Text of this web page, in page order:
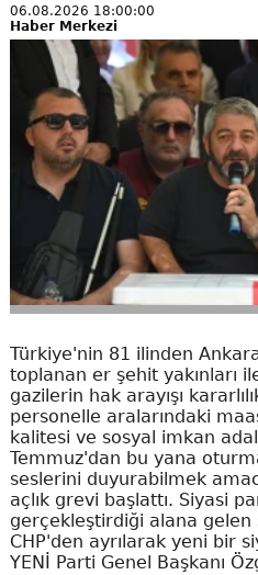
06.08.2026 18:00:00
Haber Merkezi
Türkiye'nin 81 ilinden
toplanan er şehit yakınları
gazilerin hak arayışı
personelle aralarındaki
kalitesi ve sosyal imkan
Temmuz'dan bu yana
seslerini duyurabilmek
açlık grevi başlattı. Siyasi
gerçekleştirdiği alana gelen
CHP'den ayrılarak yeni bir
YENİ Parti Genel Başkanı